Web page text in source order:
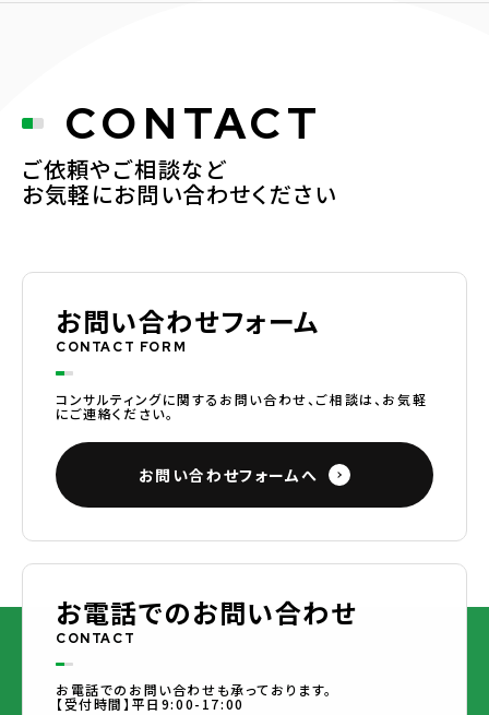
CONTACT
ご依頼やご相談など
お気軽にお問い合わせください
お問い合わせフォーム
CONTACT FORM
コンサルティングに関するお問い合わせ、ご相談は、お気軽
にご連絡ください。
お問い合わせフォームへ
お電話でのお問い合わせ
CONTACT
お電話でのお問い合わせも承っております。
【受付時間】平日9:00-17:00